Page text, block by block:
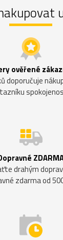
ověřené
doporučuje
drahým
zdarma od